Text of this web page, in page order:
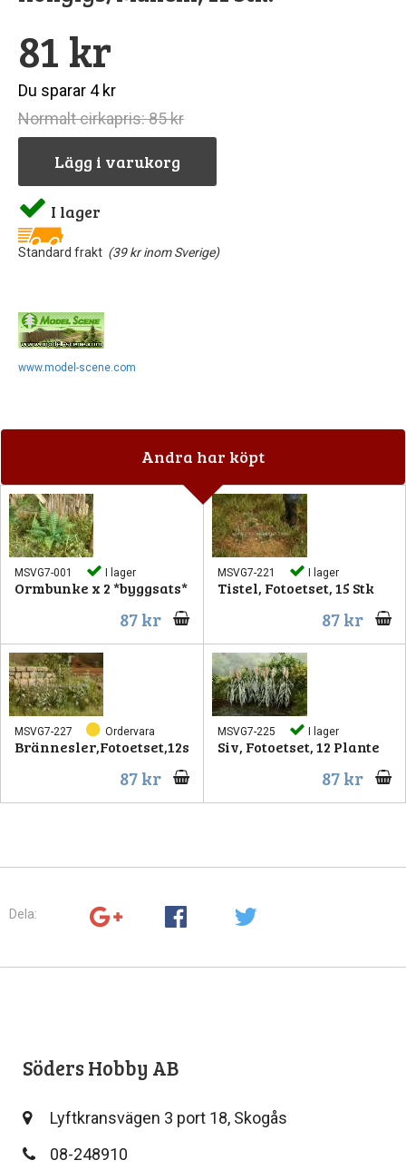
81 kr
Du sparar 4 kr
Normalt cirkapris: 85 kr
Lägg i varukorg
I lager
Standard frakt (39 kr inom Sverige)
www.model-scene.com
Andra har köpt
MSVG7-001 I lager
Ormbunke x 2 *byggsats*
87 kr
MSVG7-221 I lager
Tistel, Fotoetset, 15 Stk
87 kr
MSVG7-227 Ordervara
Brännesler,Fotoetset,12s
87 kr
MSVG7-225 I lager
Siv, Fotoetset, 12 Plante
87 kr
Dela:
Söders Hobby AB
Lyftkransvägen 3 port 18, Skogås
08-248910